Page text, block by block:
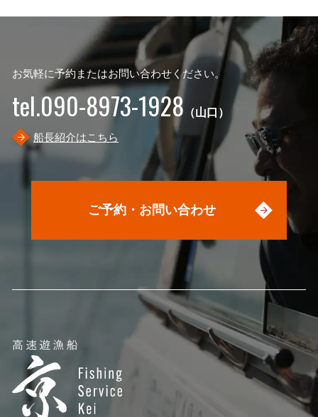
お気軽に予約またはお問い合わせください。
tel.090-8973-1928 （山口）
船長紹介はこちら
ご予約・お問い合わせ